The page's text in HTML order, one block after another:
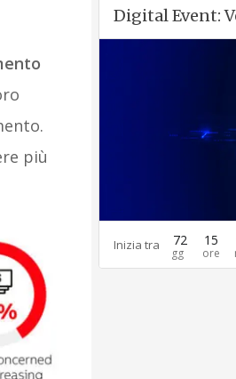
più
Digital Event:
Inizia tra 72 15